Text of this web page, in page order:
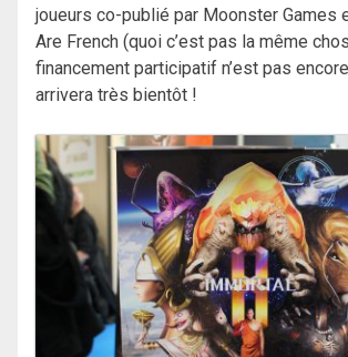
joueurs co-publié par Moonster Games
Are French (quoi c’est pas la même
financement participatif n’est pas
arrivera très bientôt !